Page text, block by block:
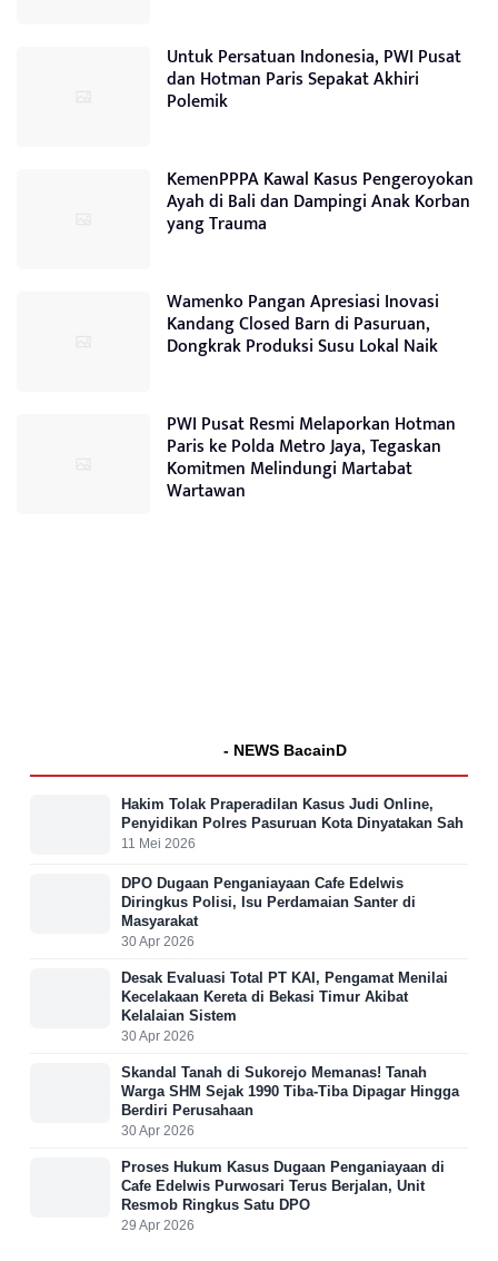
Untuk Persatuan Indonesia, PWI Pusat
dan Hotman Paris Sepakat Akhiri
Polemik
KemenPPPA Kawal Kasus Pengeroyokan
Ayah di Bali dan Dampingi Anak Korban
yang Trauma
Wamenko Pangan Apresiasi Inovasi
Kandang Closed Barn di Pasuruan,
Dongkrak Produksi Susu Lokal Naik
PWI Pusat Resmi Melaporkan Hotman
Paris ke Polda Metro Jaya, Tegaskan
Komitmen Melindungi Martabat
Wartawan
- NEWS BacainD
Hakim Tolak Praperadilan Kasus Judi Online,
Penyidikan Polres Pasuruan Kota Dinyatakan Sah
11 Mei 2026
DPO Dugaan Penganiayaan Cafe Edelwis
Diringkus Polisi, Isu Perdamaian Santer di
Masyarakat
30 Apr 2026
Desak Evaluasi Total PT KAI, Pengamat Menilai
Kecelakaan Kereta di Bekasi Timur Akibat
Kelalaian Sistem
30 Apr 2026
Skandal Tanah di Sukorejo Memanas! Tanah
Warga SHM Sejak 1990 Tiba-Tiba Dipagar Hingga
Berdiri Perusahaan
30 Apr 2026
Proses Hukum Kasus Dugaan Penganiayaan di
Cafe Edelwis Purwosari Terus Berjalan, Unit
Resmob Ringkus Satu DPO
29 Apr 2026